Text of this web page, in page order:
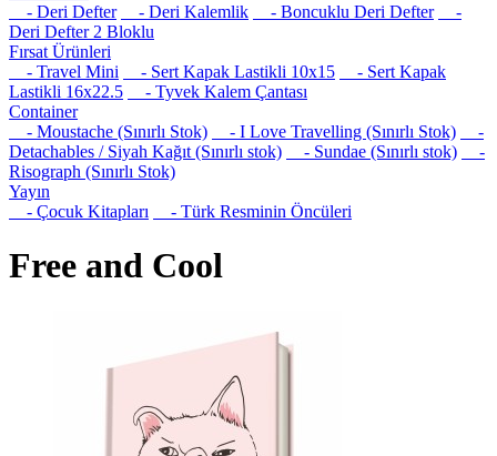
- Deri Defter
- Deri Kalemlik - Boncuklu Deri Defter
-
Deri Defter 2 Bloklu
Fırsat Ürünleri
- Travel Mini
- Sert Kapak Lastikli 10x15
- Sert Kapak
Lastikli 16x22.5
- Tyvek Kalem Çantası
Container
- Moustache (Sınırlı Stok)
- I Love Travelling (Sınırlı Stok)
-
Detachables / Siyah Kağıt (Sınırlı stok)
- Sundae (Sınırlı stok)
-
Risograph (Sınırlı Stok)
Yayın
- Çocuk Kitapları
- Türk Resminin Öncüleri
Free and Cool